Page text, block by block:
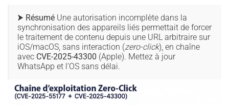
⮞ Résumé Une autorisation incomplète dans la
synchronisation des appareils liés permettait de forcer
le traitement de contenu depuis une URL arbitraire sur
iOS/macOS, sans interaction (zero-click), en chaîne
avec CVE-2025-43300 (Apple). Mettez à jour
WhatsApp et l’OS sans délai.